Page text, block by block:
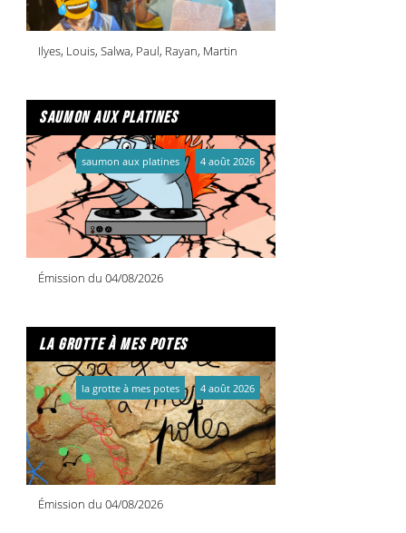
Ilyes, Louis, Salwa, Paul, Rayan, Martin
saumon aux platines
Émission du 04/08/2026
saumon aux platines 4 août 2026
la grotte à mes potes
Émission du 04/08/2026
la grotte à mes potes 4 août 2026